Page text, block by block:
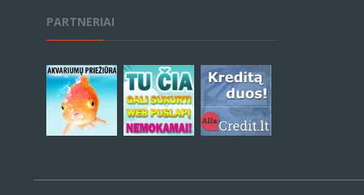
PARTNERIAI